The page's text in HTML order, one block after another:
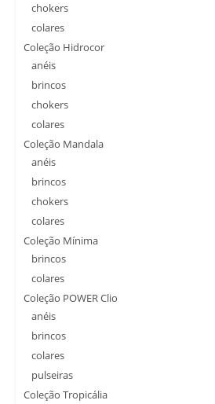
chokers
colares
Coleção Hidrocor
anéis
brincos
chokers
colares
Coleção Mandala
anéis
brincos
chokers
colares
Coleção Mínima
brincos
colares
Coleção POWER Clio
anéis
brincos
colares
pulseiras
Coleção Tropicália